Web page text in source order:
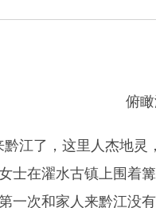
俯
黔江了，这里人杰地灵
士在濯水古镇上围着
一次和家人来黔江没